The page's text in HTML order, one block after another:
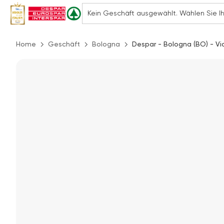
Home Geschäft Bologna Despar - Bologna (BO) -